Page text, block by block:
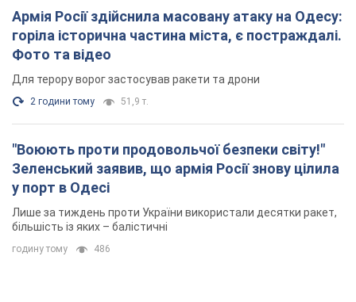
Армія Росії здійснила масовану атаку на Одесу:
горіла історична частина міста, є постраждалі.
Фото та відео
Для терору ворог застосував ракети та дрони
2 години тому 51,9 т.
"Воюють проти продовольчої безпеки світу!"
Зеленський заявив, що армія Росії знову цілила
у порт в Одесі
Лише за тиждень проти України використали десятки ракет,
більшість із яких – балістичні
годину тому 486